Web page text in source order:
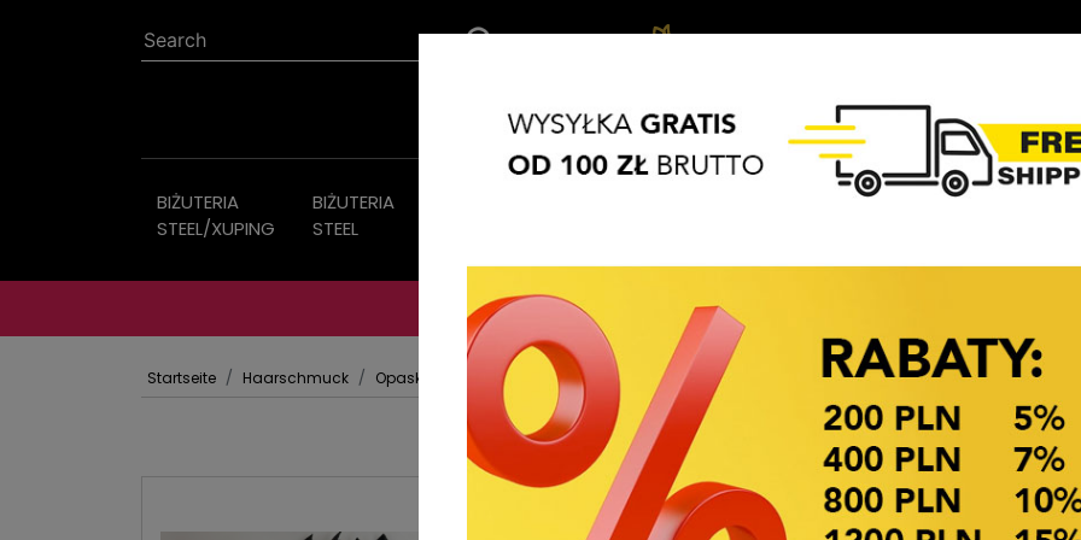
BIŻUTERIA
STEEL/XUPING
BIŻUTERIA
STEEL
OKAZJE CENOWE
Startseite Haarschmuck Opaski